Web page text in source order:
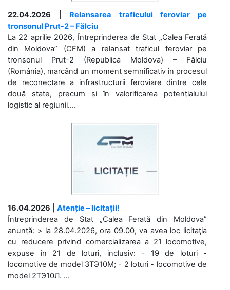
22.04.2026
Relansarea traficului feroviar pe
tronsonul Prut-2 – Fălciu
La 22 aprilie 2026, Întreprinderea de Stat „Calea Ferată
din Moldova” (CFM) a relansat traficul feroviar pe
tronsonul Prut-2 (Republica Moldova) – Fălciu
(România), marcând un moment semnificativ în procesul
de reconectare a infrastructurii feroviare dintre cele
două state, precum și în valorificarea potențialului
logistic al regiunii....
16.04.2026
Atenție – licitații!
Întreprinderea de Stat „Calea Ferată din Moldova”
anunță: > la 28.04.2026, ora 09.00, va avea loc licitaţia
cu reducere privind comercializarea a 21 locomotive,
expuse în 21 de loturi, inclusiv: - 19 de loturi -
locomotive de model 3ТЭ10М; - 2 loturi - locomotive de
model 2ТЭ10Л. ...